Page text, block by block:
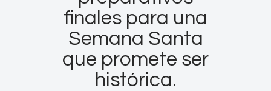
finales para una
Semana Santa
que promete ser
histórica.
Contacto